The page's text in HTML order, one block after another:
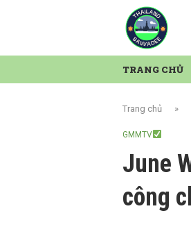
TRANG CHỦ
Trang chủ »
GMMTV
June
công